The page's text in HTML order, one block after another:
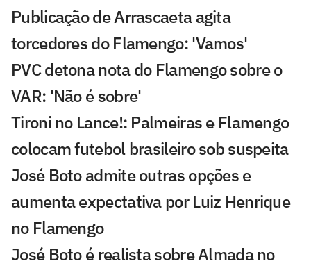
Publicação de Arrascaeta agita
torcedores do Flamengo: 'Vamos'
PVC detona nota do Flamengo sobre o
VAR: 'Não é sobre'
Tironi no Lance!: Palmeiras e Flamengo
colocam futebol brasileiro sob suspeita
José Boto admite outras opções e
aumenta expectativa por Luiz Henrique
no Flamengo
José Boto é realista sobre Almada no